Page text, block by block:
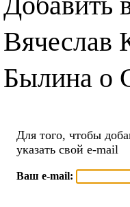
Вячеслав
Былина о
Для того, чтобы
указать свой e-mail
Ваш e-mail: